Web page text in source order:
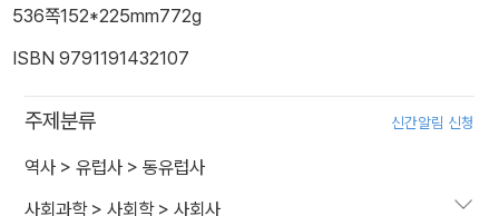
536쪽152*225mm772g
ISBN 9791191432107
주제분류 신간알림 신청
역사 > 유럽사 > 동유럽사
사회과학> 사회학> 사회사